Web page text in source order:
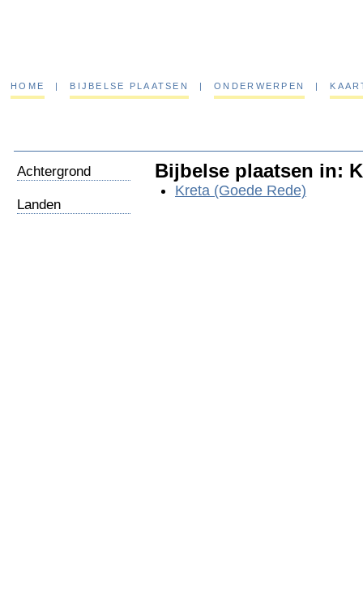
HOME | BIJBELSE PLAATSEN | ONDERWERPEN |
Achtergrond
Landen
Bijbelse plaatsen in:
Kreta (Goede Rede)